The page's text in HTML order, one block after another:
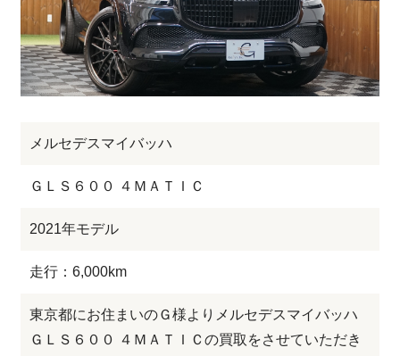
メルセデスマイバッハ
ＧＬＳ６００ ４ＭＡＴＩＣ
2021年モデル
走行：6,000km
東京都にお住まいのＧ様よりメルセデスマイバッハ
ＧＬＳ６００ ４ＭＡＴＩＣの買取をさせていただき